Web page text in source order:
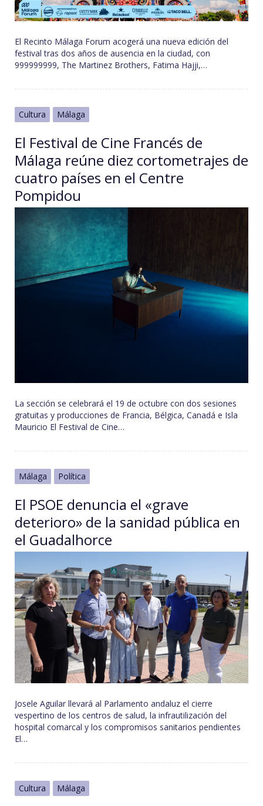
El Recinto Málaga Forum acogerá una nueva edición del
festival tras dos años de ausencia en la ciudad, con
999999999, The Martinez Brothers, Fatima Hajji,…
Cultura Málaga
El Festival de Cine Francés de
Málaga reúne diez cortometrajes de
cuatro países en el Centre
Pompidou
La sección se celebrará el 19 de octubre con dos sesiones
gratuitas y producciones de Francia, Bélgica, Canadá e Isla
Mauricio El Festival de Cine…
Málaga Política
El PSOE denuncia el «grave
deterioro» de la sanidad pública en
el Guadalhorce
Josele Aguilar llevará al Parlamento andaluz el cierre
vespertino de los centros de salud, la infrautilización del
hospital comarcal y los compromisos sanitarios pendientes
El…
Cultura Málaga